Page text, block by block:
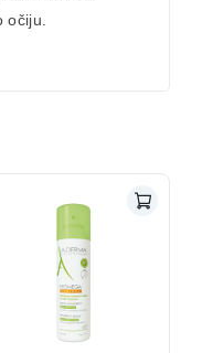
očiju.